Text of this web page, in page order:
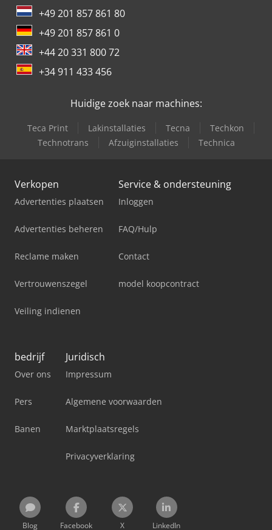
+49 201 857 861 80
+49 201 857 861 0
+44 20 331 800 72
+34 911 433 456
Huidige zoek naar machines:
Teca Print Lakinstallaties Tecna
Techkon
Technotrans
Afzuiginstallaties Technica
Verkopen
Advertenties plaatsen
Advertenties beheren
Reclame maken
Vertrouwenszegel
Veiling indienen
Service & ondersteuning
Inloggen
FAQ/Hulp
Contact
model koopcontract
bedrijf
Over ons
Pers
Banen
Juridisch
Impressum
Algemene voorwaarden
Marktplaatsregels
Privacyverklaring
Blog Facebook X LinkedIn